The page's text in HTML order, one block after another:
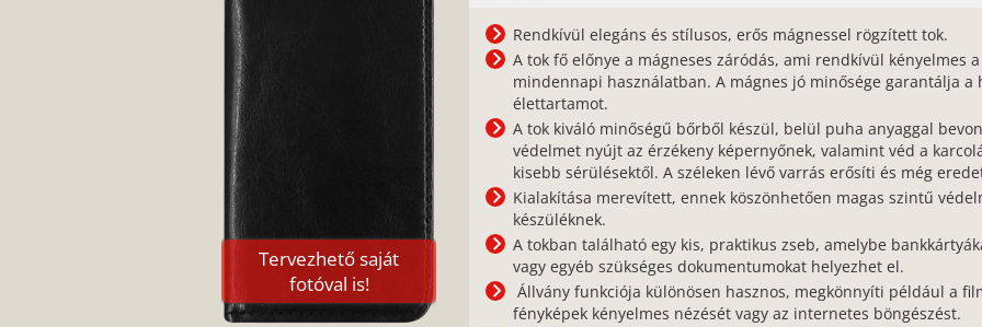
Tervezhető saját
fotóval is!
Rendkívül elegáns és stílusos, erős mágnessel rögzített tok.
A tok fő előnye a mágneses záródás, ami rendkívül kényelmes a
mindennapi használatban. A mágnes jó minősége garantálja a
élettartamot.
A tok kiváló minőségű bőrből készül, belül puha anyaggal
védelmet nyújt az érzékeny képernyőnek, valamint véd a
kisebb sérülésektől. A széleken lévő varrás erősíti és még
Kialakítása merevített, ennek köszönhetően magas szintű
készüléknek.
A tokban található egy kis, praktikus zseb, amelybe
vagy egyéb szükséges dokumentumokat helyezhet el.
Állvány funkciója különösen hasznos, megkönnyíti például a
fényképek kényelmes nézését vagy az internetes böngészést.